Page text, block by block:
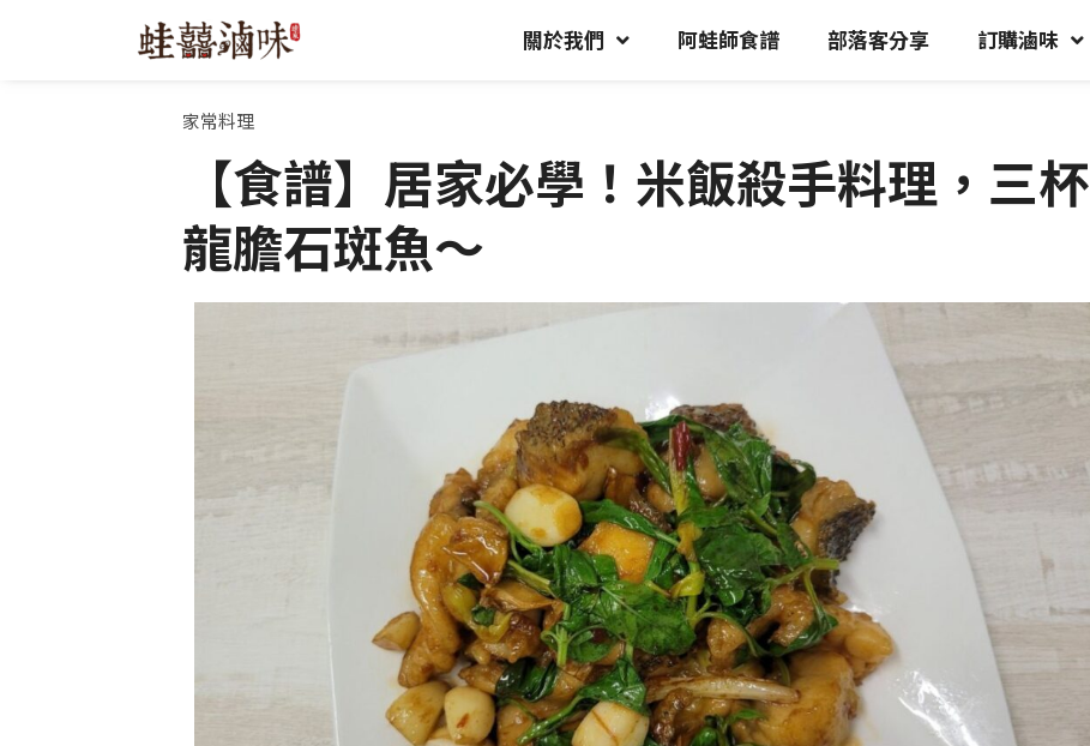
關於我們 阿蛙師食譜 部落客分享 訂購滷味
家常料理
【食譜】居家必學！米飯殺手料理，三杯
龍膽石斑魚～